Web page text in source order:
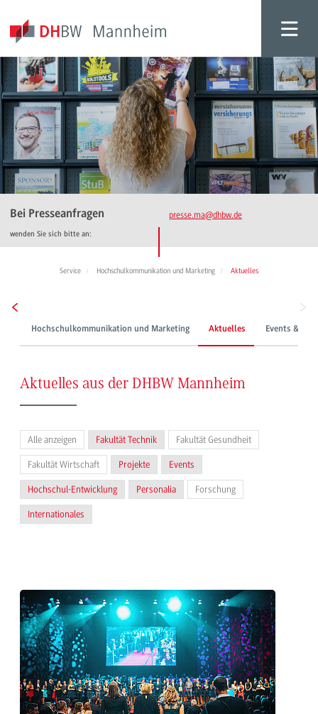
Bei Presseanfragen
wenden Sie sich bitte an:
presse.ma@dhbw.de
Service Hochschulkommunikation und Marketing Aktuelles
Hochschulkommunikation und Marketing Aktuelles Events &
Aktuelles aus der DHBW Mannheim
Alle anzeigen Fakultät Technik Fakultät Gesundheit
Fakultät Wirtschaft Projekte Events
Hochschul-Entwicklung Personalia Forschung
Internationales